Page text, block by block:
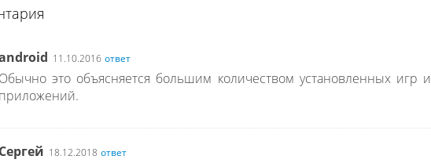
11.10.2016 ответ
Обычно это объясняется большим количеством установленных игр и
приложений.
Сергей 18.12.2018 ответ